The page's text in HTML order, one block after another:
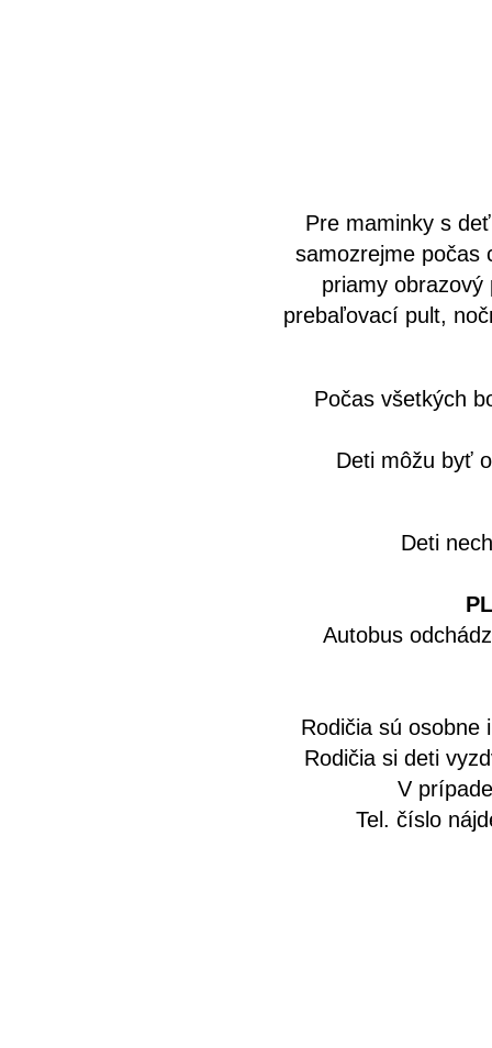
Pre maminky s
samozrejme počas
priamy
prebaľovací pult,
Počas všetkých
Deti môžu byť
Deti
Autobus
Rodičia sú
Rodičia si deti
V
Tel. číslo